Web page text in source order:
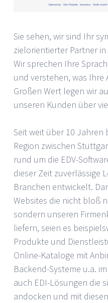
Sie sehen, wir sind Ihr
zielorientierter Partner
Wir sprechen Ihre
und verstehen, was Ihre
Großen Wert legen wir
unseren Kunden über
Seit weit über 10 Jahren
Region zwischen
rund um die EDV-
dieser Zeit zuverlässige
Branchen entwickelt.
Websites die nicht bloß
sondern unseren
liefern, seien es
Produkte und
Online-Kataloge mit
Backend-Systeme u.a.
auch EDI-Lösungen die
andocken und mit